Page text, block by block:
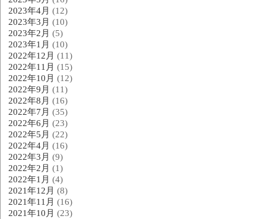
2023年4月 (12)
2023年3月 (10)
2023年2月 (5)
2023年1月 (10)
2022年12月 (11)
2022年11月 (15)
2022年10月 (12)
2022年9月 (11)
2022年8月 (16)
2022年7月 (35)
2022年6月 (23)
2022年5月 (22)
2022年4月 (16)
2022年3月 (9)
2022年2月 (1)
2022年1月 (4)
2021年12月 (8)
2021年11月 (16)
2021年10月 (23)